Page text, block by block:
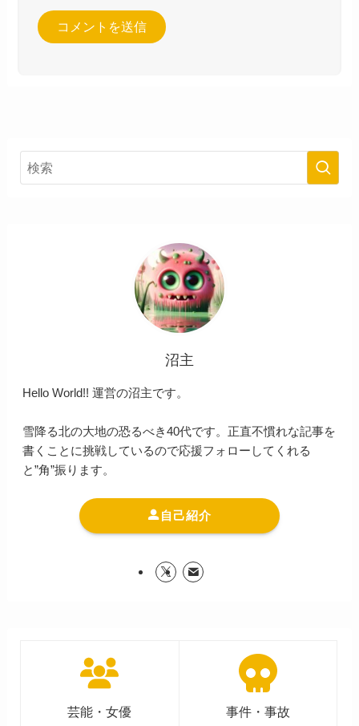
沼主
Hello World!! 運営の沼主です。
雪降る北の大地の恐るべき40代です。正直不慣れな記事を
書くことに挑戦しているので応援フォローしてくれる
と”角”振ります。
自己紹介
芸能・女優 事件・事故